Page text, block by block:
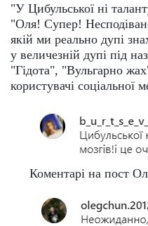
"У Цибульської ні
"Оля! Супер!
якій ми реально дупі
у величезній дупі під
"Гідота", "Вульгарно
користувачі соціальної
Коментарі на пост